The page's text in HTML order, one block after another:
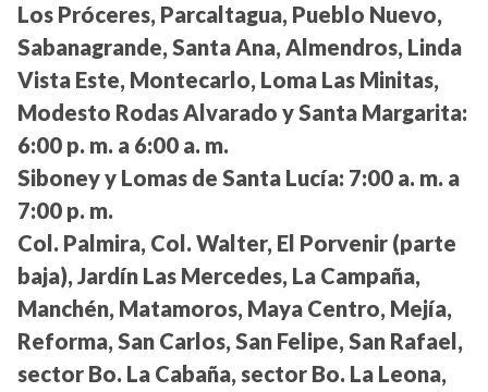
Los Próceres, Parcaltagua, Pueblo Nuevo,
Sabanagrande, Santa Ana, Almendros, Linda
Vista Este, Montecarlo, Loma Las Minitas,
Modesto Rodas Alvarado y Santa Margarita:
6:00 p. m. a 6:00 a. m.
Siboney y Lomas de Santa Lucía: 7:00 a. m. a
7:00 p. m.
Col. Palmira, Col. Walter, El Porvenir (parte
baja), Jardín Las Mercedes, La Campaña,
Manchén, Matamoros, Maya Centro, Mejía,
Reforma, San Carlos, San Felipe, San Rafael,
sector Bo. La Cabaña, sector Bo. La Leona,